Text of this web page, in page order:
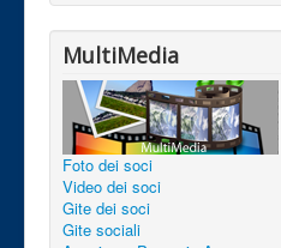
MultiMedia
Foto dei soci
Video dei soci
Gite dei soci
Gite sociali